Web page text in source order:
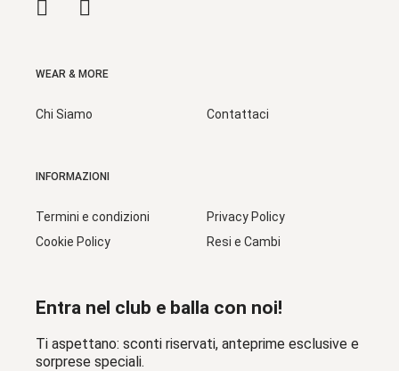
WEAR & MORE
Chi Siamo Contattaci
INFORMAZIONI
Termini e condizioni
Cookie Policy
Privacy Policy
Resi e Cambi
Entra nel club e balla con noi!
Ti aspettano: sconti riservati, anteprime esclusive e
sorprese speciali.